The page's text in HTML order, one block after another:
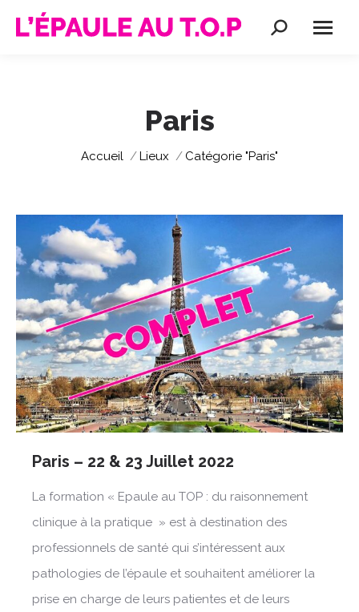
Recherche
Paris
Vous êtes ici :
Accueil Lieux Catégorie "Paris"
Paris – 22 & 23 Juillet 2022
La formation « Epaule au TOP : du raisonnement
clinique à la pratique » est à destination des
professionnels de santé qui s’intéressent aux
pathologies de l’épaule et souhaitent améliorer la
prise en charge de leurs patientes et de leurs